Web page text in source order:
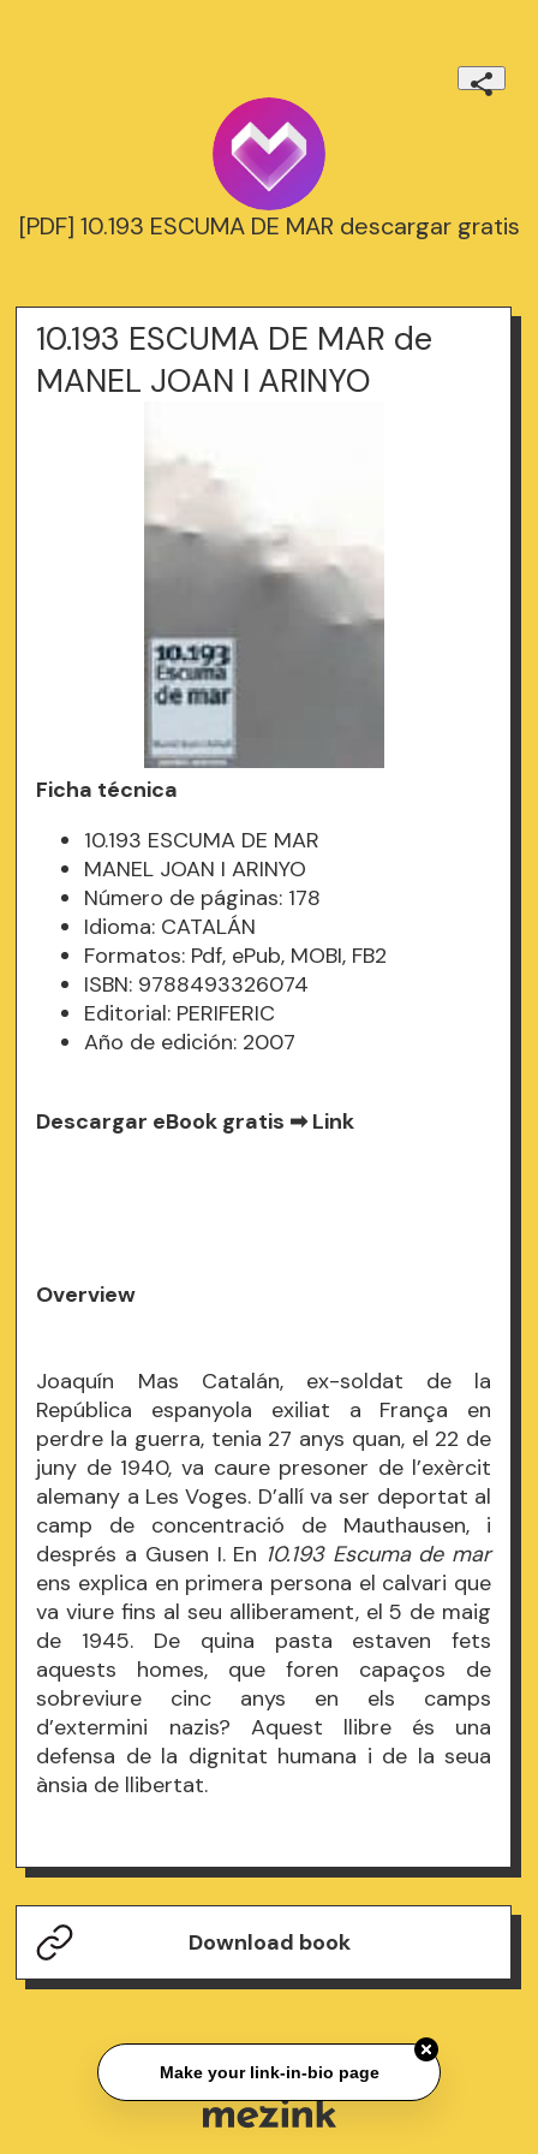
[PDF] 10.193 ESCUMA DE MAR descargar gratis
10.193 ESCUMA DE MAR de
MANEL JOAN I ARINYO
Ficha técnica
10.193 ESCUMA DE MAR
MANEL JOAN I ARINYO
Número de páginas: 178
Idioma: CATALÁN
Formatos: Pdf, ePub, MOBI, FB2
ISBN: 9788493326074
Editorial: PERIFERIC
Año de edición: 2007
Descargar eBook gratis ➡Link
Overview
Joaquín Mas Catalán, ex-soldat de la
República espanyola exiliat a França en
perdre la guerra, tenia 27 anys quan, el 22 de
juny de 1940, va caure presoner de l’exèrcit
alemany a Les Voges. D’allí va ser deportat al
camp de concentració de Mauthausen, i
després a Gusen I. En 10.193 Escuma de mar
ens explica en primera persona el calvari que
va viure fins al seu alliberament, el 5 de maig
de 1945. De quina pasta estaven fets
aquests homes, que foren capaços de
sobreviure cinc anys en els camps
d’extermini nazis? Aquest llibre és una
defensa de la dignitat humana i de la seua
ànsia de llibertat.
Download book
Make your link-in-bio page